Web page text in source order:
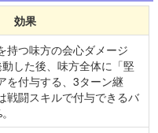
効果
持つ味方の会心ダメージ
した後、味方全体に「堅
を付与する、3ターン継
戦闘スキルで付与できるバ